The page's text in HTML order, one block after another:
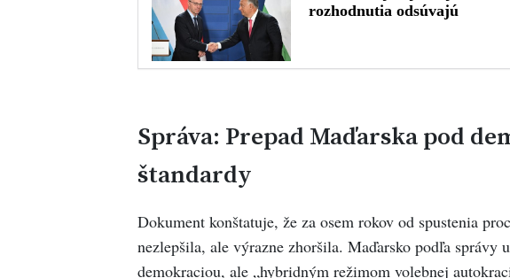
Správa: Prepad Maďarska pod
štandardy
Dokument konštatuje, že za osem rokov od spustenia
nezlepšila, ale výrazne zhoršila. Maďarsko podľa správy
demokraciou, ale „hybridným režimom volebnej